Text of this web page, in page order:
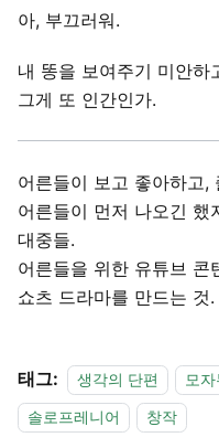
아, 부끄러워.
내 똥을 보여주기 미안하
그게 또 인간인가.
어른들이 보고 좋아하고,
어른들이 먼저 나오긴 했
대중들.
어른들을 위한 유튜브 콘
쇼츠 드라마를 만드는 것.
태그: 생각의 단편 모
솔로프레니어
창작